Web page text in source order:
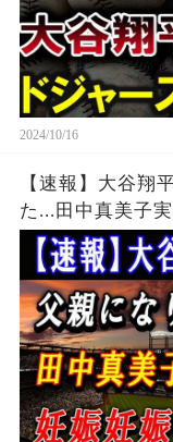
2024/10/16
【速報】大谷翔
た...田中真美子
数分で全日本が